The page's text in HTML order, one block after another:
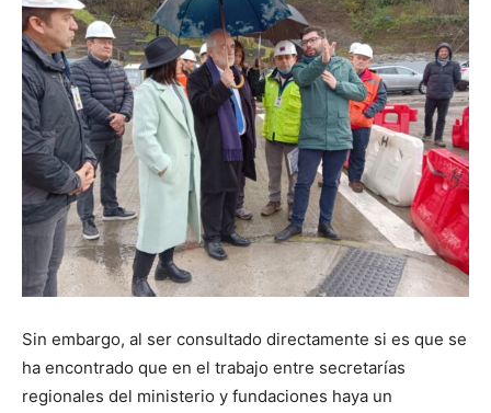
Sin embargo, al ser consultado directamente si es que se
ha encontrado que en el trabajo entre secretarías
regionales del ministerio y fundaciones haya un